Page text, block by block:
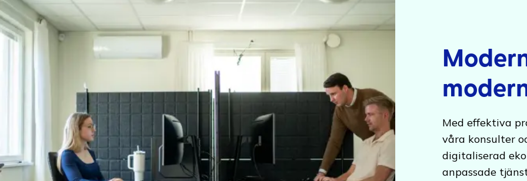
Med effektiva
våra konsulter
digitaliserad
anpassade